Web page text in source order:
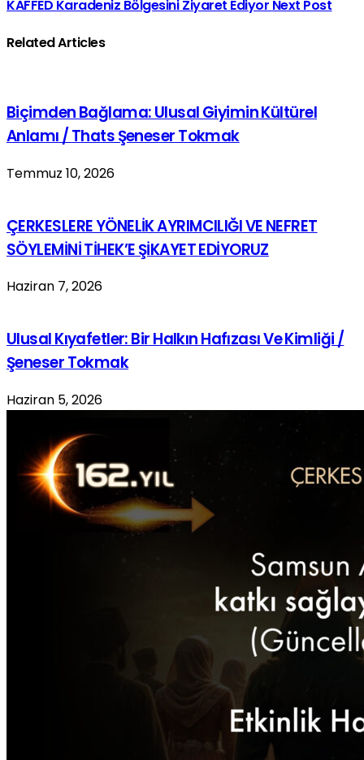
KAFFED Karadeniz Bölgesini Ziyaret Ediyor Next Post
Related Articles
Biçimden Bağlama: Ulusal Giyimin Kültürel
Anlamı / Thats Şeneser Tokmak
Temmuz 10, 2026
ÇERKESLERE YÖNELİK AYRIMCILIĞI VE NEFRET
SÖYLEMİNİ TİHEK’E ŞİKAYET EDİYORUZ
Haziran 7, 2026
Ulusal Kıyafetler: Bir Halkın Hafızası Ve Kimliği /
Şeneser Tokmak
Haziran 5, 2026